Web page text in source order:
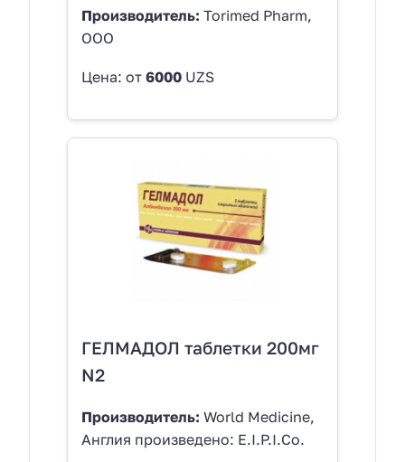
Производитель: Torimed Pharm,
OOO
Цена: от 6000 UZS
ГЕЛМАДОЛ таблетки 200мг
N2
Производитель: World Medicine,
Англия произведено: E.I.P.I.Co.